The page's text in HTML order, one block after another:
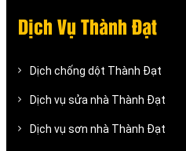
Dịch Vụ Thành Đạt
Dịch chống dột Thành Đạt
Dịch vụ sửa nhà Thành Đạt
Dịch vụ sơn nhà Thành Đạt